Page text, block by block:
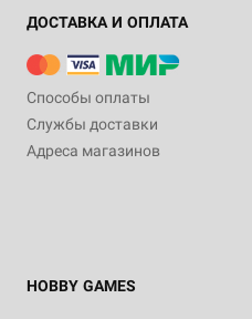
ДОСТАВКА И ОПЛАТА
Способы оплаты
Службы доставки
Адреса магазинов
HOBBY GAMES